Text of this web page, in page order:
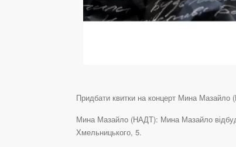
Придбати квитки на концерт Мина Мазайло
Мина Мазайло (НАДТ): Мина Мазайло
Хмельницького, 5.